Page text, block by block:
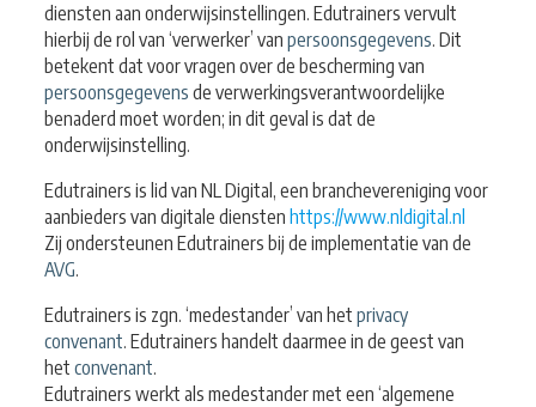
diensten aan onderwijsinstellingen. Edutrainers vervult
hierbij de rol van ‘verwerker’ van persoonsgegevens. Dit
betekent dat voor vragen over de bescherming van
persoonsgegevens de verwerkingsverantwoordelijke
benaderd moet worden; in dit geval is dat de
onderwijsinstelling.
Edutrainers is lid van NL Digital, een branchevereniging voor
aanbieders van digitale diensten https://www.nldigital.nl
Zij ondersteunen Edutrainers bij de implementatie van de
AVG.
Edutrainers is zgn. ‘medestander’ van het privacy
convenant. Edutrainers handelt daarmee in de geest van
het convenant.
Edutrainers werkt als medestander met een ‘algemene